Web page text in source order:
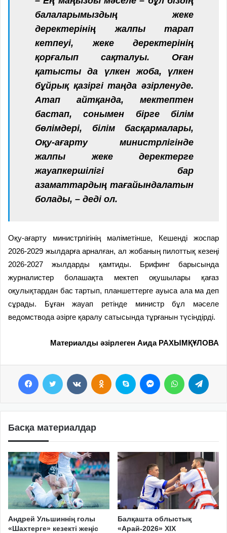
балаларымыздың жеке
деректерінің жалпы тарап
кетпеуі, жеке деректерінің
қорғалып сақталуы. Оған
қатысты да үлкен жоба, үлкен
бұйрық қазіргі таңда әзірленуде.
Атап айтқанда, мектептен
бастап, сонымен бірге білім
бөлімдері, білім басқармалары,
Оқу-ағарту министрлігінде
жалпы жеке деректерге
жауапкершілігі бар
азаматтардың тағайындалатын
болады, – деді ол.
Оқу-ағарту министрлігінің мәліметінше, Кешенді жоспар
2026-2029 жылдарға арналған, ал жобаның пилоттық кезеңі
2026-2027 жылдарды қамтиды. Брифинг барысында
журналистер болашақта мектеп оқушылары қағаз
оқулықтардан бас тартып, планшеттерге ауыса ала ма деп
сұрады. Бұған жауап ретінде министр бұл мәселе
ведомствода әзірге қаралу сатысында тұрғанын түсіндірді.
Материалды әзірлеген Аида РАХЫМҚҰЛОВА
Басқа материалдар
Андрей Ульшиннің голы
«Шахтерге» кезекті жеңіс
Балқашта облыстық
«Арай-2026» XIX